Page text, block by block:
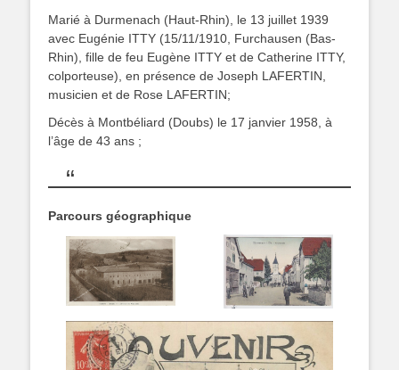
Marié à Durmenach (Haut-Rhin), le 13 juillet 1939
avec Eugénie ITTY (15/11/1910, Furchausen (Bas-
Rhin), fille de feu Eugène ITTY et de Catherine ITTY,
colporteuse), en présence de Joseph LAFERTIN,
musicien et de Rose LAFERTIN;
Décès à Montbéliard (Doubs) le 17 janvier 1958, à
l’âge de 43 ans ;
Parcours géographique